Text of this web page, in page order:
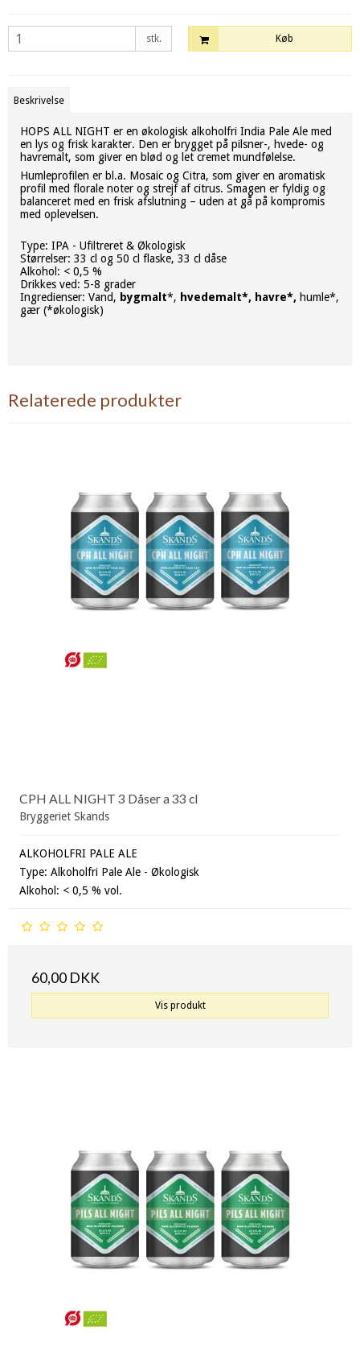
stk. Køb
Beskrivelse
HOPS ALL NIGHT er en økologisk alkoholfri India Pale Ale med
en lys og frisk karakter. Den er brygget på pilsner-, hvede- og
havremalt, som giver en blød og let cremet mundfølelse.
Humleprofilen er bl.a. Mosaic og Citra, som giver en aromatisk
profil med florale noter og strejf af citrus. Smagen er fyldig og
balanceret med en frisk afslutning – uden at gå på kompromis
med oplevelsen.
Type: IPA - Ufiltreret & Økologisk
Størrelser: 33 cl og 50 cl flaske, 33 cl dåse
Alkohol: < 0,5 %
Drikkes ved: 5-8 grader
Ingredienser: Vand, bygmalt*, hvedemalt*, havre*, humle*,
gær (*økologisk)
Relaterede produkter
CPH ALL NIGHT 3 Dåser a 33 cl
Bryggeriet Skands
ALKOHOLFRI PALE ALE
Type: Alkoholfri Pale Ale - Økologisk
Alkohol: < 0,5 % vol.
60,00 DKK
Vis produkt